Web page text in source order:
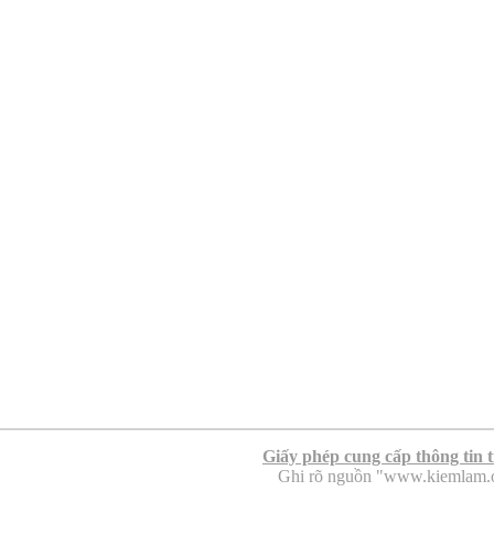
Giấy phép cung cấp thông tin
Ghi rõ nguồn